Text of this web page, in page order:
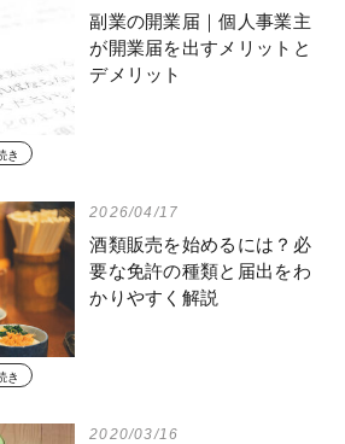
副業の開業届｜個人事業主
が開業届を出すメリットと
デメリット
き
2026/04/17
酒類販売を始めるには？必
要な免許の種類と届出をわ
かりやすく解説
き
2020/03/16